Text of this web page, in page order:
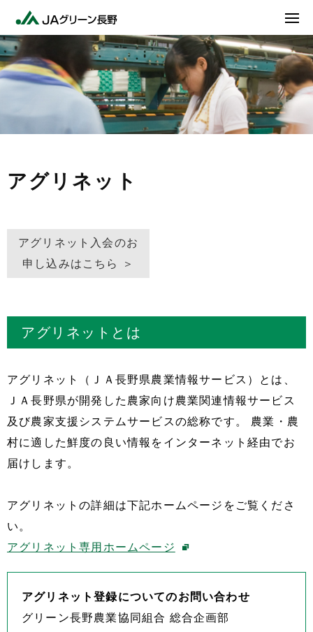
アグリネット
アグリネット入会のお
申し込みは こちら
アグリネットとは
アグリネット（ＪＡ長野県農業情報サービス）とは、
ＪＡ長野県が開発した農家向け農業関連情報サービス
及び農家支援システムサービスの総称です。 農業・農
村に適した鮮度の良い情報をインターネット経由でお
届けします。
アグリネットの詳細は下記ホームページをご覧くださ
い。
アグリネット専用ホームページ
アグリネット登録についてのお問い合わせ
グリーン長野農業協同組合 総合企画部